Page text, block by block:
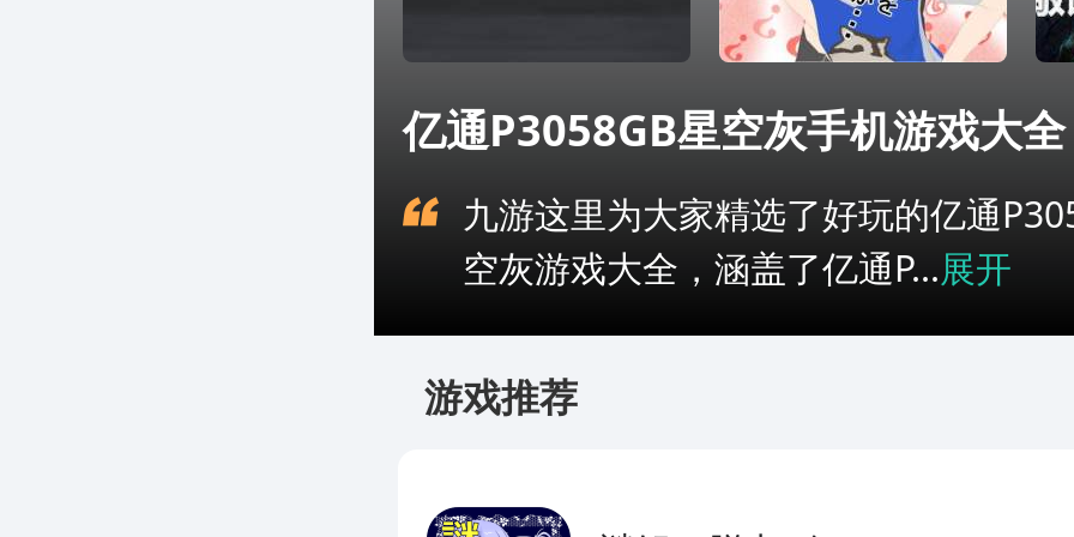
亿通P3058GB星空灰手机游戏大全
九游这里为大家精选了好玩的亿通
空灰游戏大全，涵盖了亿通P...展开
游戏推荐